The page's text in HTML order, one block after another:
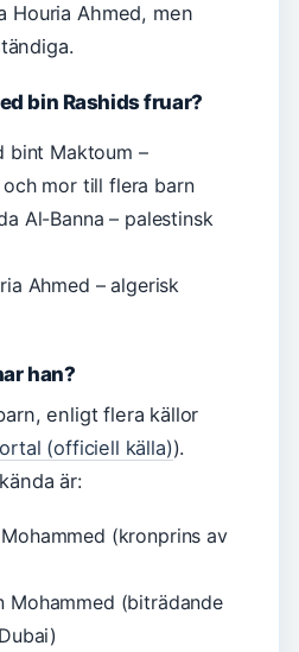
Houria Ahmed, men
bin Rashids fruar?
bint Maktoum –
och mor till flera barn
Al-Banna – palestinsk
Ahmed – algerisk
han?
enligt flera källor
(officiell källa)).
är:
(kronprins av
Mohammed (biträdande